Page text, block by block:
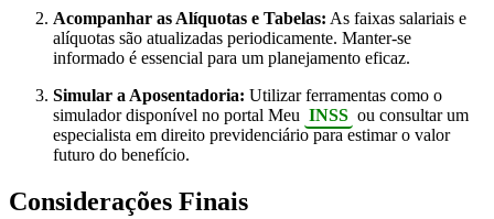
Acompanhar as Alíquotas e Tabelas: As faixas salariais e
alíquotas são atualizadas periodicamente. Manter-se
informado é essencial para um planejamento eficaz.
Simular a Aposentadoria: Utilizar ferramentas como o
simulador disponível no portal Meu INSS ou consultar um
especialista em direito previdenciário para estimar o valor
futuro do benefício.
Considerações Finais